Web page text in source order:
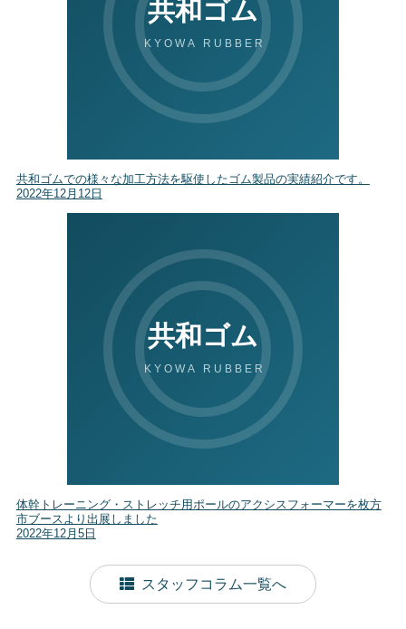
共和ゴムでの様々な加工方法を駆使したゴム製品の実績紹介です。
2022年12月12日
体幹トレーニング・ストレッチ用ポールのアクシスフォーマーを枚方
市ブースより出展しました
2022年12月5日
スタッフコラム一覧へ